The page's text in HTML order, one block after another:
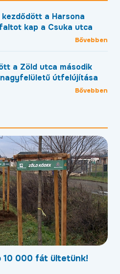
a Harsona
kap a Csuka utca
Bővebben
a Zöld utca második
útfelújítása
Bővebben
10 000 fát ültetünk!